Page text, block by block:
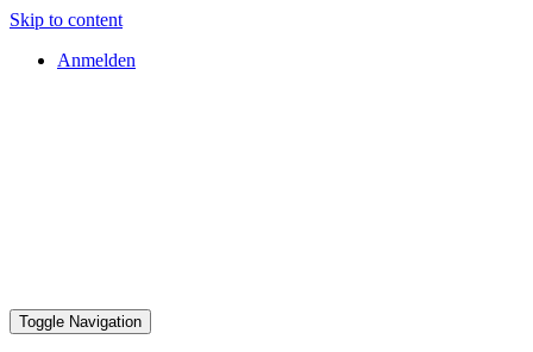
Skip to content
Anmelden
Toggle Navigation